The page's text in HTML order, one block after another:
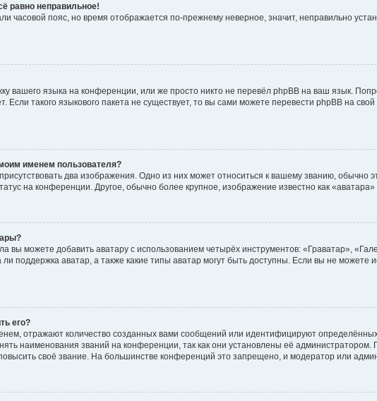
равно неправильное!
часовой пояс, но время отображается по-прежнему неверное, значит, неправильно
вашего языка на конференции, или же просто никто не перевёл phpBB на ваш язык.
Если такого языкового пакета не существует, то вы сами можете перевести phpBB на
именем пользователя?
два изображения. Одно из них может относиться к вашему званию, обычно
на конференции. Другое, обычно более крупное, изображение известно как «аватара»
вы можете добавить аватару с использованием четырёх инструментов: «Граватар»,
поддержка аватар, а также какие типы аватар могут быть доступны. Если вы не можете
его?
отражают количество созданных вами сообщений или идентифицируют
наименования званий на конференции, так как они установлены её
своё звание. На большинстве конференций это запрещено, и модератор или